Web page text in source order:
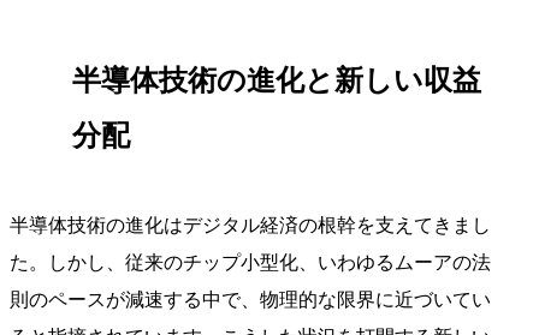
半導体技術の進化と新しい収益
分配
半導体技術の進化はデジタル経済の根幹を支えてきまし
た。しかし、従来のチップ小型化、いわゆるムーアの法
則のペースが減速する中で、物理的な限界に近づいてい